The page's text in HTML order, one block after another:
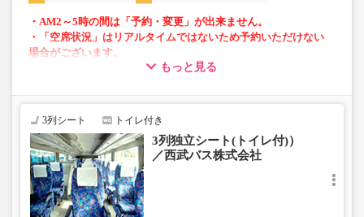
・AM2～5時の間は「予約・変更」が出来ません。
・「空席状況」はリアルタイムではないため予約いただけない
場合がございます。
・車両は予告なく変更となる場合がございます。これに伴い、
じめご了承ください。
・3列シートでゆったり快適なバス旅を。
・フリーWi-Fiが利用可能。※車両により異なります。
・車内トイレ完備で長旅でも安心。※車両により異なりま
す。
・座席にコンセント・USB設備あり。※車両により異なり
もっと見る
3列シート トイレ付き
3列独立シート(トイレ付)）
／西武バス株式会社